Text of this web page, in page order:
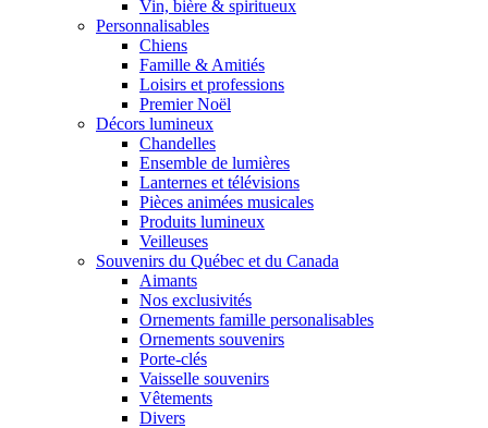
Vin, bière & spiritueux
Personnalisables
Chiens
Famille & Amitiés
Loisirs et professions
Premier Noël
Décors lumineux
Chandelles
Ensemble de lumières
Lanternes et télévisions
Pièces animées musicales
Produits lumineux
Veilleuses
Souvenirs du Québec et du Canada
Aimants
Nos exclusivités
Ornements famille personalisables
Ornements souvenirs
Porte-clés
Vaisselle souvenirs
Vêtements
Divers